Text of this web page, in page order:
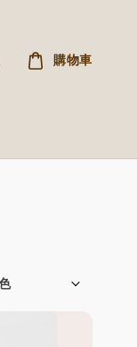
購物車